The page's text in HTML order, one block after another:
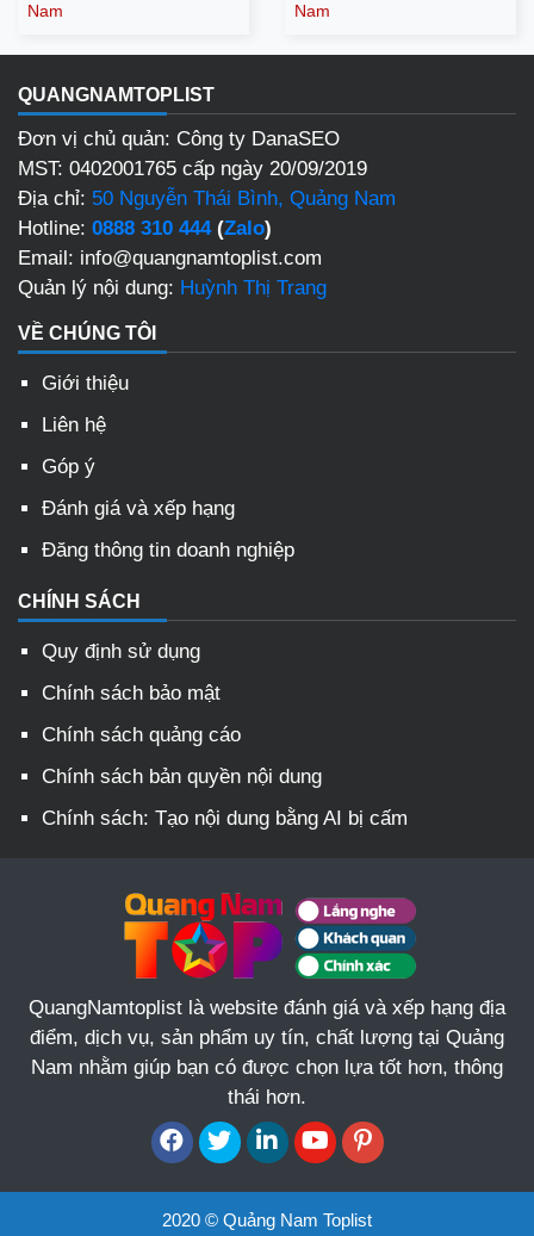
Nam
Nam
QUANGNAMTOPLIST
Đơn vị chủ quản: Công ty DanaSEO
MST: 0402001765 cấp ngày 20/09/2019
Địa chỉ: 50 Nguyễn Thái Bình, Quảng Nam
Hotline: 0888 310 444(Zalo)
Email: info@quangnamtoplist.com
Quản lý nội dung: Huỳnh Thị Trang
VỀ CHÚNG TÔI
Giới thiệu
Liên hệ
Góp ý
Đánh giá và xếp hạng
Đăng thông tin doanh nghiệp
CHÍNH SÁCH
Quy định sử dụng
Chính sách bảo mật
Chính sách quảng cáo
Chính sách bản quyền nội dung
Chính sách: Tạo nội dung bằng AI bị cấm
QuangNamtoplist là website đánh giá và xếp hạng địa
điểm, dịch vụ, sản phẩm uy tín, chất lượng tại Quảng
Nam nhằm giúp bạn có được chọn lựa tốt hơn, thông
thái hơn.
2020 © Quảng Nam Toplist